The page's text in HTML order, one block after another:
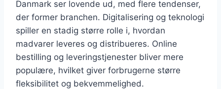
Danmark ser lovende ud, med flere tendenser,
der former branchen. Digitalisering og teknologi
spiller en stadig større rolle i, hvordan
madvarer leveres og distribueres. Online
bestilling og leveringstjenester bliver mere
populære, hvilket giver forbrugerne større
fleksibilitet og bekvemmelighed.